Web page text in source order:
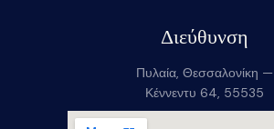
Διεύθυνση
Πυλαία, Θεσσαλονίκη —
Κέννεντυ 64, 55535